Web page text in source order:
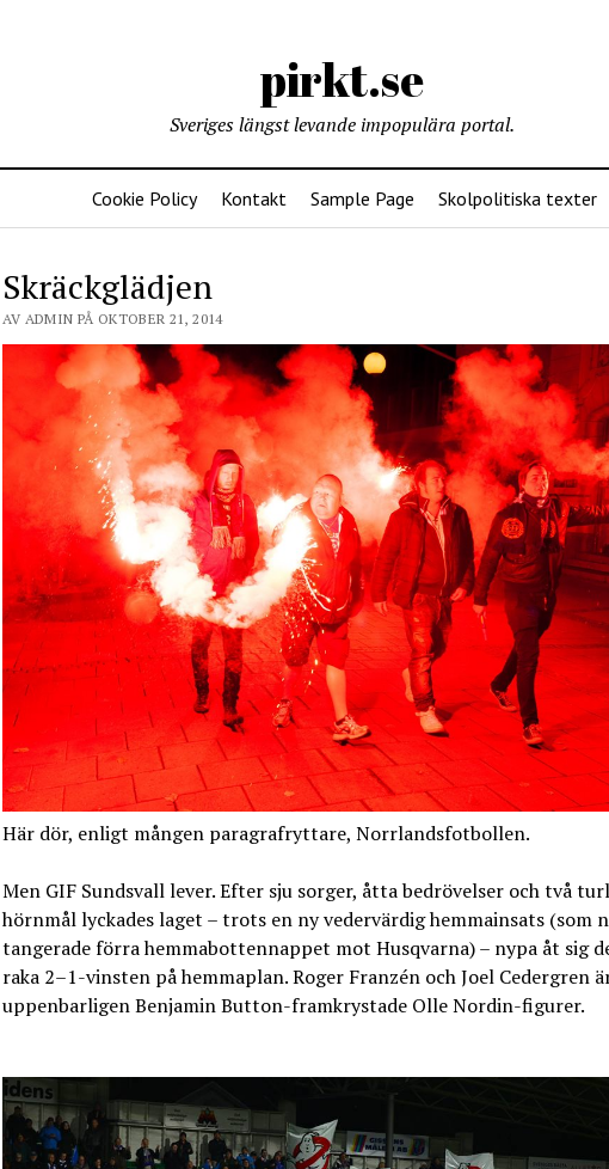
pirkt.se
Sveriges längst levande impopulära portal.
Cookie Policy Kontakt Sample Page Skolpolitiska texter
Skräckglädjen
AV ADMIN PÅ OKTOBER 21, 2014
Här dör, enligt mången paragrafryttare, Norrlandsfotbollen.
Men GIF Sundsvall lever. Efter sju sorger, åtta bedrövelser och två
hörnmål lyckades laget – trots en ny vedervärdig hemmainsats (som
tangerade förra hemmabottennappet mot Husqvarna) – nypa åt sig
raka 2–1-vinsten på hemmaplan. Roger Franzén och Joel Cedergren
uppenbarligen Benjamin Button-framkrystade Olle Nordin-figurer.